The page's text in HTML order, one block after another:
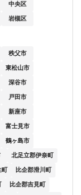
中央区
岩槻区
秩父市
東松山市
深谷市
戸田市
新座市
富士見市
鶴ヶ島市
北足立郡伊奈町
町 比企郡滑川町
比企郡吉見町